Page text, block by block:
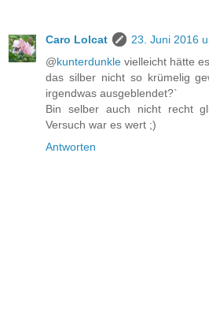
Caro Lolcat
23. Juni 2016
@kunterdunkle vielleicht hätte
das silber nicht so krümelig
irgendwas ausgeblendet?`
Bin selber auch nicht recht
Versuch war es wert ;)
Antworten